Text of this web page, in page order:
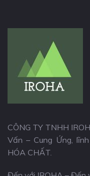
CÔNG TY TNHH
Vấn – Cung Ứng,
HÓA CHẤT.